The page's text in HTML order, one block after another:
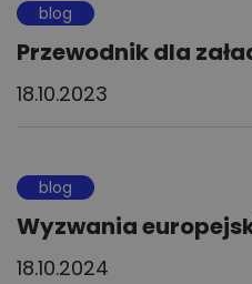
blog
Przewodnik dla
18.10.2023
blog
Wyzwania
18.10.2024